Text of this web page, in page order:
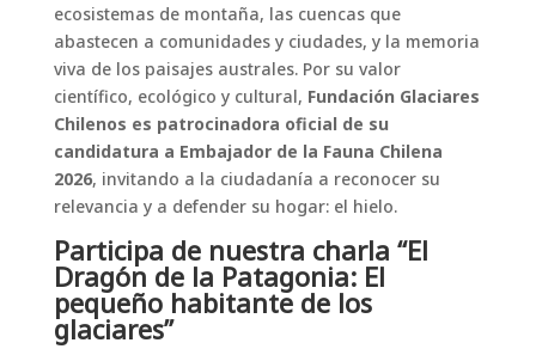
ecosistemas de montaña, las cuencas que
abastecen a comunidades y ciudades, y la memoria
viva de los paisajes australes. Por su valor
científico, ecológico y cultural, Fundación Glaciares
Chilenos es patrocinadora oficial de su
candidatura a Embajador de la Fauna Chilena
2026, invitando a la ciudadanía a reconocer su
relevancia y a defender su hogar: el hielo.
Participa de nuestra charla “El
Dragón de la Patagonia: El
pequeño habitante de los
glaciares”